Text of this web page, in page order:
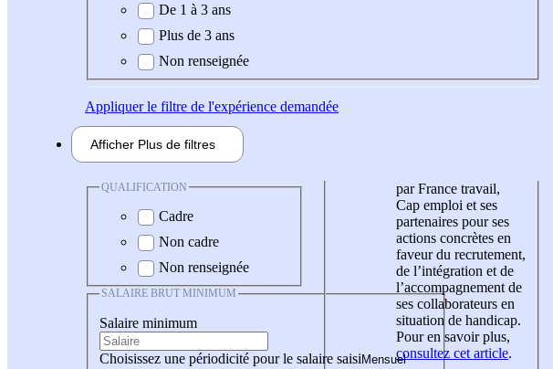
De 1 à 3 ans
Plus de 3 ans
Non renseignée
Appliquerle filtre de l'expérience demandée
Afficher Plus de filtres
QUALIFICATION
Cadre
Non cadre
Non renseignée
SALAIRE BRUT MINIMUM
Salaire minimum
Choisissez une périodicité pour le salaire saisi
par France travail,
Cap emploi et ses
partenaires pour ses
actions concrètes en
faveur du recrutement,
de l’intégration et de
l’accompagnement de
ses collaborateurs en
situation de handicap.
Pour en savoir plus,
consultez cet article.